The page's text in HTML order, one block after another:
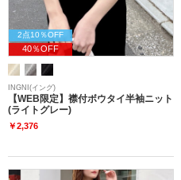
2点10％OFF
40％OFF
INGNI(イング)
【WEB限定】襟付ボウタイ半袖ニット
(ライトグレー)
￥2,376